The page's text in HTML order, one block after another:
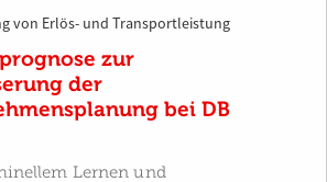
von Erlös- und Transportleistung
zur
der
bei DB
Lernen und